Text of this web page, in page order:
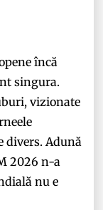
încă
singura.
vizionate
divers. Adună
2026 n-a
nu e